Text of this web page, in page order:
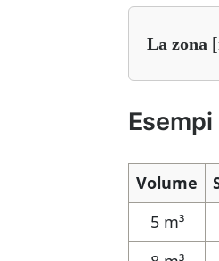
La zona
Esempi
Volume
5 m³